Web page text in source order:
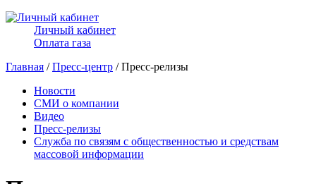
Личный кабинет
Оплата газа
Главная /Пресс-центр / Пресс-релизы
Новости
СМИ о компании
Видео
Пресс-релизы
Служба по связям с общественностью и средствам
массовой информации